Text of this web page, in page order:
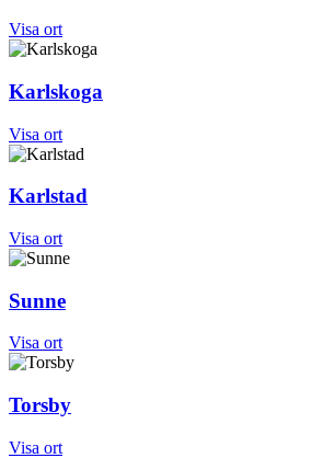
Visa ort
Karlskoga
Visa ort
Karlstad
Visa ort
Sunne
Visa ort
Torsby
Visa ort